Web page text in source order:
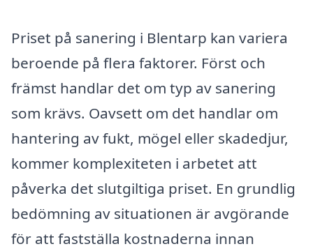
Priset på sanering i Blentarp kan variera
beroende på flera faktorer. Först och
främst handlar det om typ av sanering
som krävs. Oavsett om det handlar om
hantering av fukt, mögel eller skadedjur,
kommer komplexiteten i arbetet att
påverka det slutgiltiga priset. En grundlig
bedömning av situationen är avgörande
för att fastställa kostnaderna innan